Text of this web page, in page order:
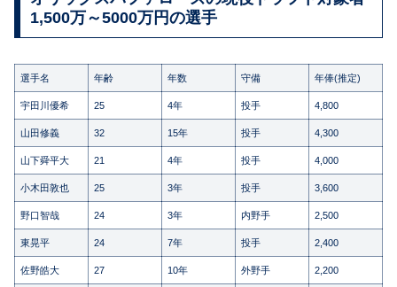
1,500万～5000万円の選手
選手名 年齢 年数 守備 年俸(推定)
宇田川優希 25 4年 投手 4,800
山田修義 32 15年 投手 4,300
山下舜平大 21 4年 投手 4,000
小木田敦也 25 3年 投手 3,600
野口智哉 24 3年 内野手 2,500
東晃平 24 7年 投手 2,400
佐野皓大 27 10年 外野手 2,200